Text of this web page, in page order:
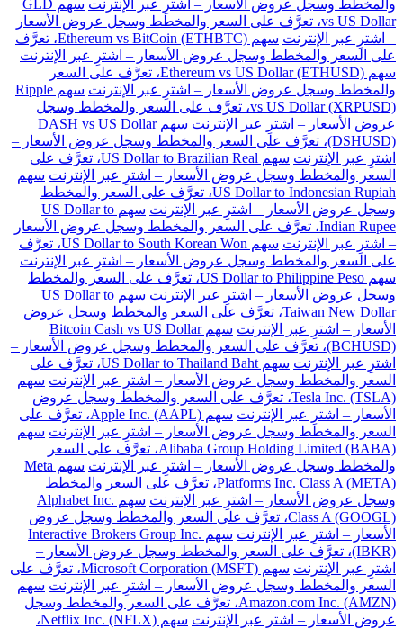
والمخطط وسجل عروض الأسعار – اشترِ عبر الإنترنت
سهم GLD
vs US Dollar، تعرَّف على السعر والمخطط وسجل عروض الأسعار
– اشترِ عبر الإنترنت
سهم Ethereum vs BitCoin (ETHBTC)، تعرَّف
على السعر والمخطط وسجل عروض الأسعار – اشترِ عبر الإنترنت
سهم Ethereum vs US Dollar (ETHUSD)، تعرَّف على السعر
والمخطط وسجل عروض الأسعار – اشترِ عبر الإنترنت
سهم Ripple
vs US Dollar (XRPUSD)، تعرَّف على السعر والمخطط وسجل
عروض الأسعار – اشترِ عبر الإنترنت
سهم DASH vs US Dollar
(DSHUSD)، تعرَّف على السعر والمخطط وسجل عروض الأسعار –
اشترِ عبر الإنترنت
سهم US Dollar to Brazilian Real، تعرَّف على
السعر والمخطط وسجل عروض الأسعار – اشترِ عبر الإنترنت سهم
US Dollar to Indonesian Rupiah، تعرَّف على السعر والمخطط
وسجل عروض الأسعار – اشترِ عبر الإنترنت
سهم US Dollar to
Indian Rupee، تعرَّف على السعر والمخطط وسجل عروض الأسعار
– اشترِ عبر الإنترنت
سهم US Dollar to South Korean Won، تعرَّف
على السعر والمخطط وسجل عروض الأسعار – اشترِ عبر الإنترنت
سهم US Dollar to Philippine Peso، تعرَّف على السعر والمخطط
وسجل عروض الأسعار – اشترِ عبر الإنترنت
سهم US Dollar to
Taiwan New Dollar، تعرَّف على السعر والمخطط وسجل عروض
الأسعار – اشترِ عبر الإنترنت
سهم Bitcoin Cash vs US Dollar
(BCHUSD)، تعرَّف على السعر والمخطط وسجل عروض الأسعار –
اشترِ عبر الإنترنت
سهم US Dollar to Thailand Baht، تعرَّف على
السعر والمخطط وسجل عروض الأسعار – اشترِ عبر الإنترنت سهم
Tesla Inc. (TSLA)، تعرَّف على السعر والمخطط وسجل عروض
الأسعار – اشترِ عبر الإنترنت
سهم Apple Inc. (AAPL)، تعرَّف على
السعر والمخطط وسجل عروض الأسعار – اشترِ عبر الإنترنت سهم
Alibaba Group Holding Limited (BABA)، تعرَّف على السعر
والمخطط وسجل عروض الأسعار – اشترِ عبر الإنترنت
سهم Meta
Platforms Inc. Class A (META)، تعرَّف على السعر والمخطط
وسجل عروض الأسعار – اشترِ عبر الإنترنت
سهم Alphabet Inc.
Class A (GOOGL)، تعرَّف على السعر والمخطط وسجل عروض
الأسعار – اشترِ عبر الإنترنت
سهم Interactive Brokers Group Inc.
(IBKR)، تعرَّف على السعر والمخطط وسجل عروض الأسعار –
اشترِ عبر الإنترنت
سهم Microsoft Corporation (MSFT)، تعرَّف على
السعر والمخطط وسجل عروض الأسعار – اشترِ عبر الإنترنت سهم
Amazon.com Inc. (AMZN)، تعرَّف على السعر والمخطط وسجل
عروض الأسعار – اشترِ عبر الإنترنت
سهم Netflix Inc. (NFLX)،